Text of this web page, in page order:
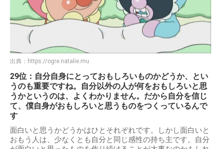
出典： https://ogre.natalie.mu
29位：自分自身にとっておもしろいものかどうか、とい
うのも重要ですね。自分以外の人が何をおもしろいと思
うかというのは、よくわかりません。だから自分を信じ
て、僕自身がおもしろいと思うものをつくっているんで
す
面白いと思うかどうかはひとそれぞれです。しかし面白いと
おもう人は、少なくとも自分と同じ感性の持ち主です。自分